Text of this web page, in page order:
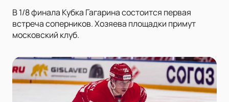
В 1/8 финала Кубка Гагарина состоится первая
встреча соперников. Хозяева площадки примут
московский клуб.